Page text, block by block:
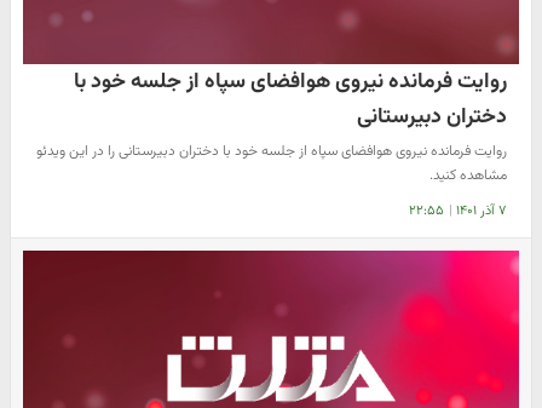
روایت فرمانده نیروی هوافضای سپاه از جلسه خود با
دختران دبیرستانی
روایت فرمانده نیروی هوافضای سپاه از جلسه خود با دختران دبیرستانی را در این ویدئو
مشاهده کنید.
۷ آذر ۱۴۰۱ | ۲۲:۵۵